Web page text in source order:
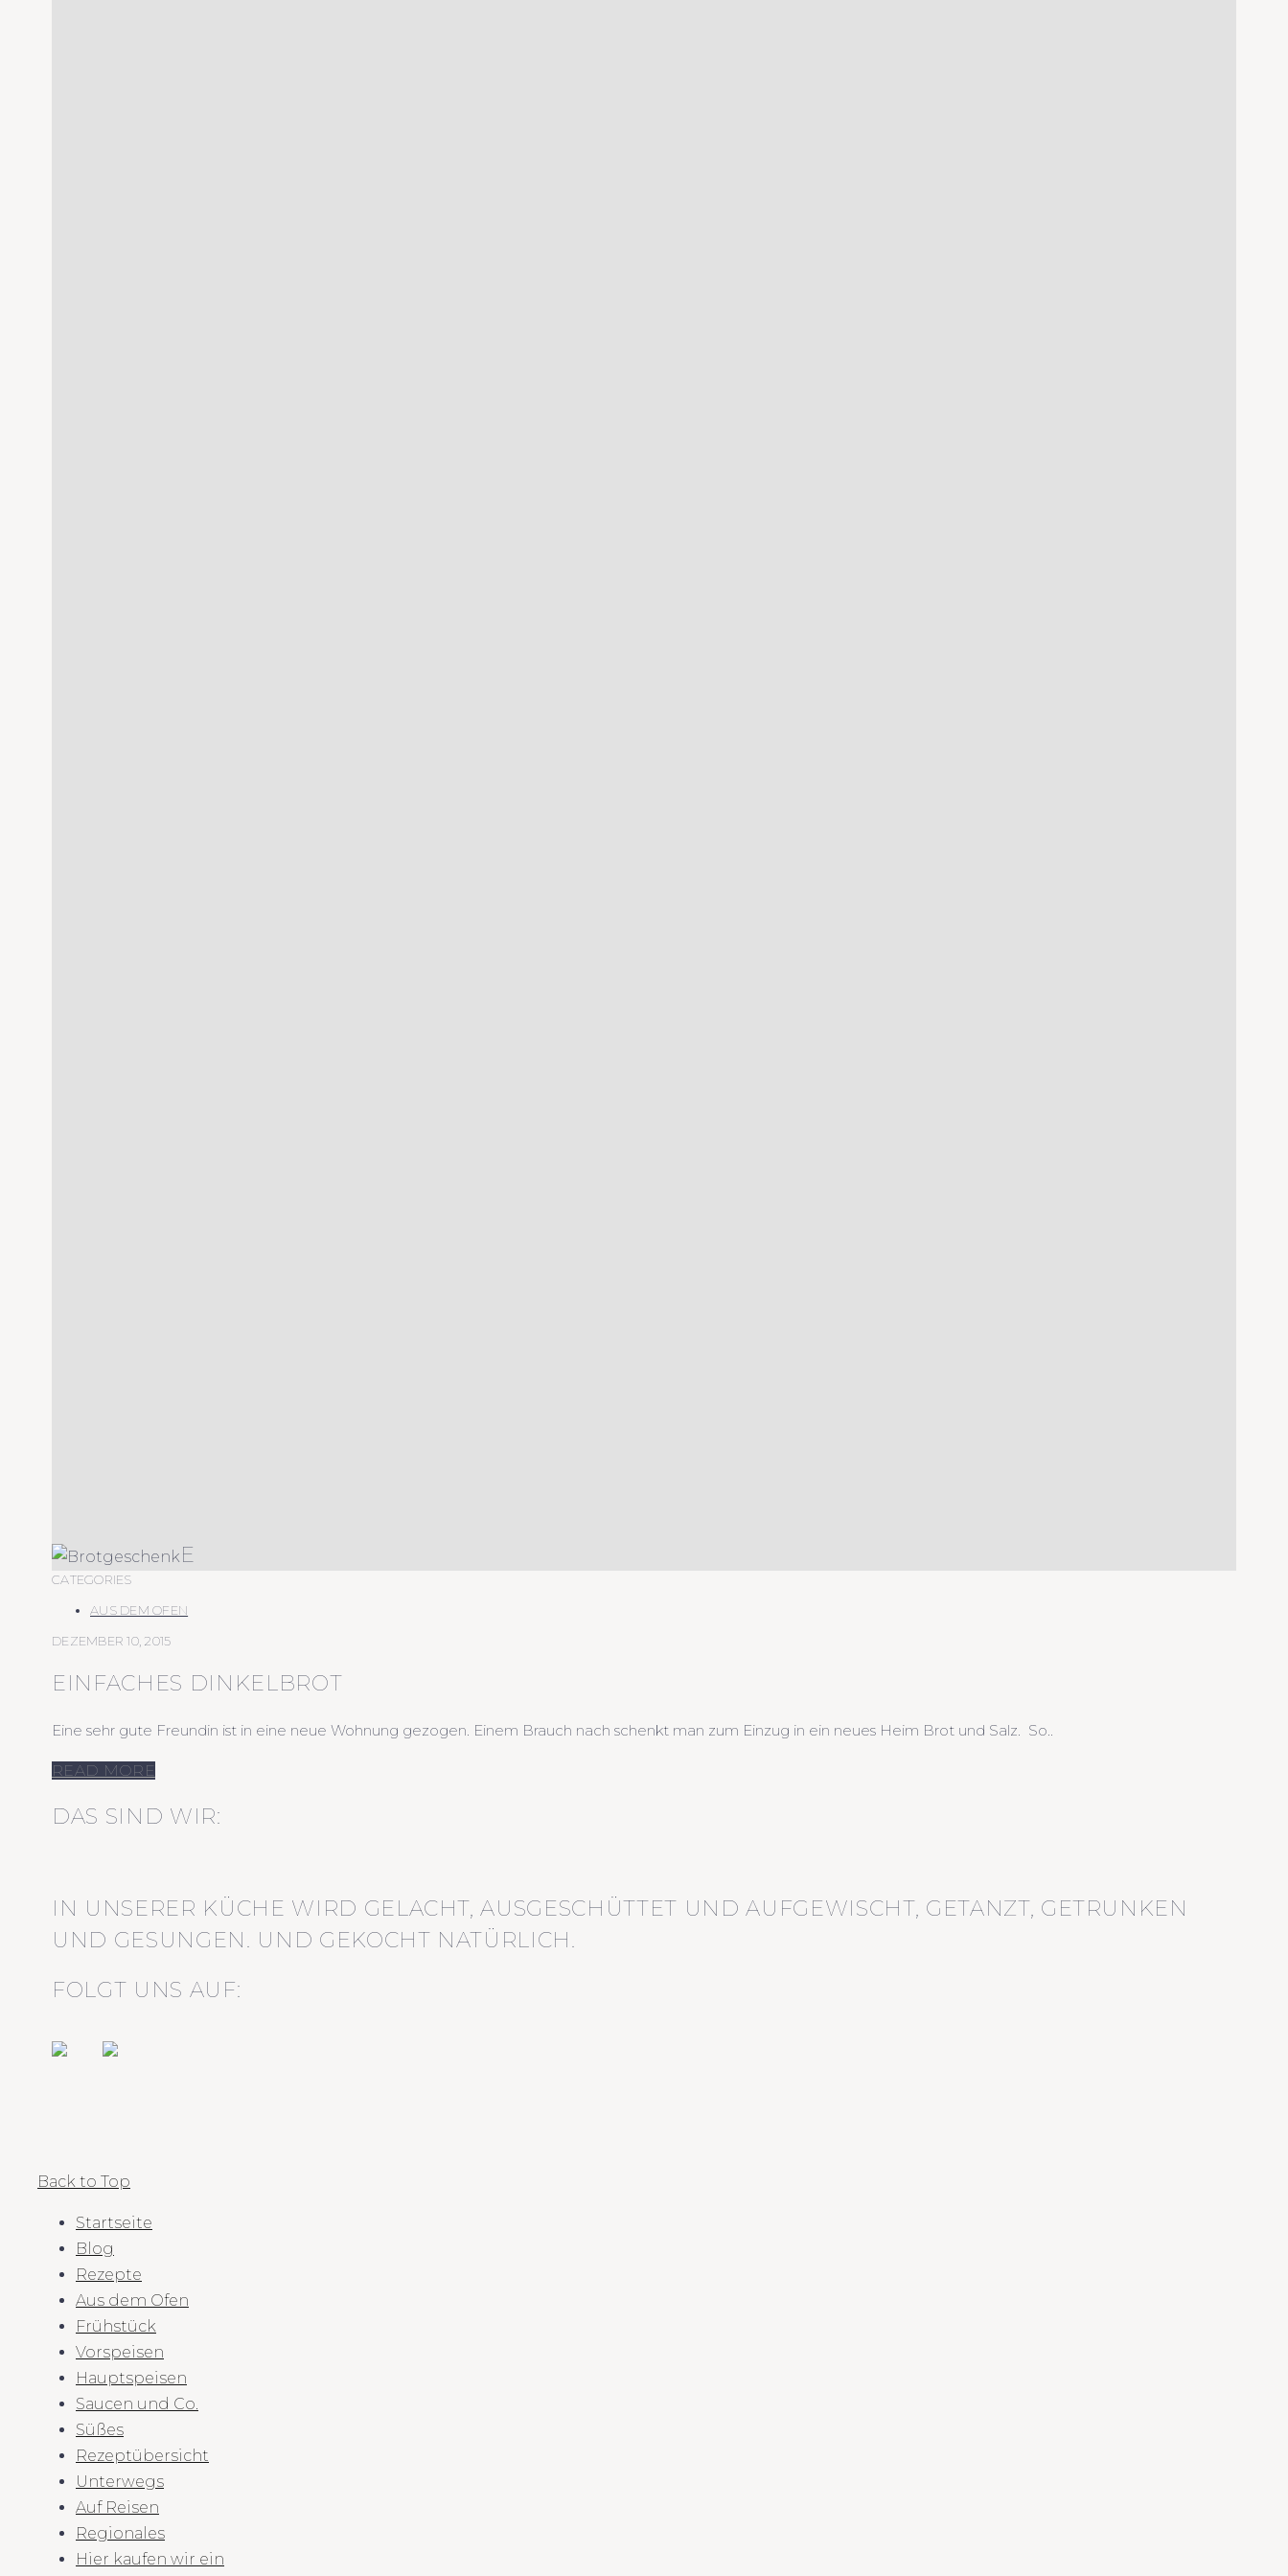
E
CATEGORIES
AUS DEM OFEN
DEZEMBER 10, 2015
EINFACHES DINKELBROT
Eine sehr gute Freundin ist in eine neue Wohnung gezogen. Einem Brauch nach schenkt man zum Einzug in ein neues Heim Brot und Salz. So..
READ MORE
DAS SIND WIR:
IN UNSERER KÜCHE WIRD GELACHT, AUSGESCHÜTTET UND AUFGEWISCHT, GETANZT, GETRUNKEN
UND GESUNGEN. UND GEKOCHT NATÜRLICH.
FOLGT UNS AUF:
Back to Top
Startseite
Blog
Rezepte
Aus dem Ofen
Frühstück
Vorspeisen
Hauptspeisen
Saucen und Co.
Süßes
Rezeptübersicht
Unterwegs
Auf Reisen
Regionales
Hier kaufen wir ein